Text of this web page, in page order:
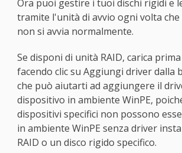
Ora puoi gestire i tuoi dischi rigidi e
tramite l'unità di avvio ogni volta
non si avvia normalmente.
Se disponi di unità RAID, carica
facendo clic su Aggiungi driver dalla
che può aiutarti ad aggiungere il
dispositivo in ambiente WinPE,
dispositivi specifici non possono
in ambiente WinPE senza driver
RAID o un disco rigido specifico.